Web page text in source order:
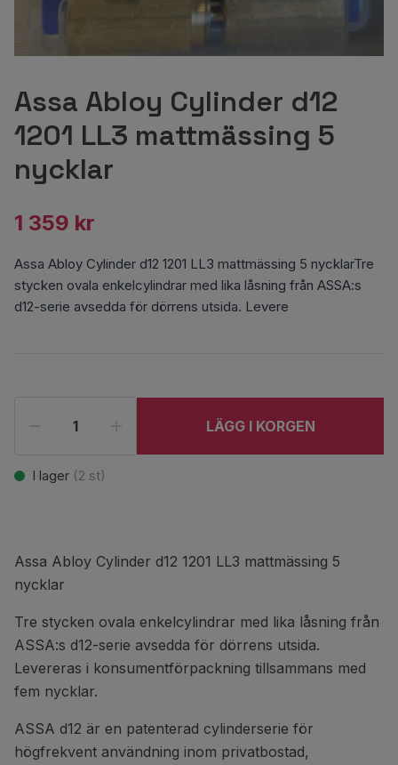
Assa Abloy Cylinder d12
1201 LL3 mattmässing 5
nycklar
1 359 kr
Assa Abloy Cylinder d12 1201 LL3 mattmässing 5 nycklarTre
stycken ovala enkelcylindrar med lika låsning från ASSA:s
d12-serie avsedda för dörrens utsida. Levere
LÄGG I KORGEN
I lager (2 st)
Assa Abloy Cylinder d12 1201 LL3 mattmässing 5
nycklar
Tre stycken ovala enkelcylindrar med lika låsning från
ASSA:s d12-serie avsedda för dörrens utsida.
Levereras i konsumentförpackning tillsammans med
fem nycklar.
ASSA d12 är en patenterad cylinderserie för
högfrekvent användning inom privatbostad,